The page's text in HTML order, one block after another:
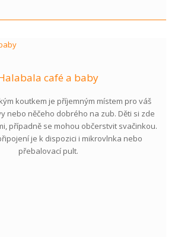
café a baby
koutkem je příjemným místem pro váš
nebo něčeho dobrého na zub. Děti si zde
případně se mohou občerstvit svačinkou.
je k dispozici i mikrovlnka nebo
přebalovací pult.